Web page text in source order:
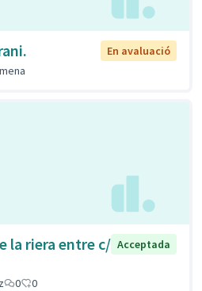
En avaluació
la riera entre c/ Acceptada
0 0